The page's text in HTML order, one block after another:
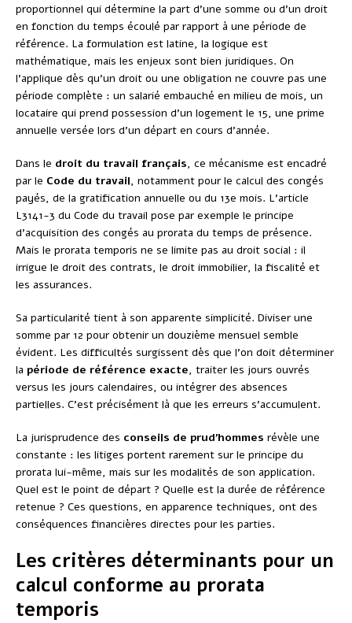
proportionnel qui détermine la part d’une somme ou d’un droit
en fonction du temps écoulé par rapport à une période de
référence. La formulation est latine, la logique est
mathématique, mais les enjeux sont bien juridiques. On
l’applique dès qu’un droit ou une obligation ne couvre pas une
période complète : un salarié embauché en milieu de mois, un
locataire qui prend possession d’un logement le 15, une prime
annuelle versée lors d’un départ en cours d’année.
Dans le droit du travail français, ce mécanisme est encadré
par le Code du travail, notamment pour le calcul des congés
payés, de la gratification annuelle ou du 13e mois. L’article
L3141-3 du Code du travail pose par exemple le principe
d’acquisition des congés au prorata du temps de présence.
Mais le prorata temporis ne se limite pas au droit social : il
irrigue le droit des contrats, le droit immobilier, la fiscalité et
les assurances.
Sa particularité tient à son apparente simplicité. Diviser une
somme par 12 pour obtenir un douzième mensuel semble
évident. Les difficultés surgissent dès que l’on doit déterminer
la période de référence exacte, traiter les jours ouvrés
versus les jours calendaires, ou intégrer des absences
partielles. C’est précisément là que les erreurs s’accumulent.
La jurisprudence des conseils de prud’hommes révèle une
constante : les litiges portent rarement sur le principe du
prorata lui-même, mais sur les modalités de son application.
Quel est le point de départ ? Quelle est la durée de référence
retenue ? Ces questions, en apparence techniques, ont des
conséquences financières directes pour les parties.
Les critères déterminants pour un
calcul conforme au prorata
temporis